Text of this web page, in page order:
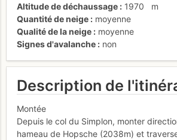
Altitude de déchaussage
1970
m
Quantité de neige
moyenne
Qualité de la neige
moyenne
Signes d'avalanche
non
Description de
Montée
Depuis le col du Simplon, monter
hameau de Hopsche (2038m) et